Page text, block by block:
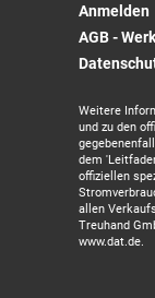
Anmelden
AGB -
Weitere
und zu den
dem
offiziellen
allen
Treuhand
www.dat.de.